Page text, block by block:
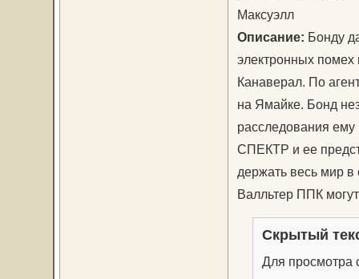
Максуэлл
Описание: Бонду
электронных
Канаверал. По
на Ямайке. Бонд
расследования ему
СПЕКТР и ее
держать весь мир в
Валльтер ППК
Скрытый
Для просмотра